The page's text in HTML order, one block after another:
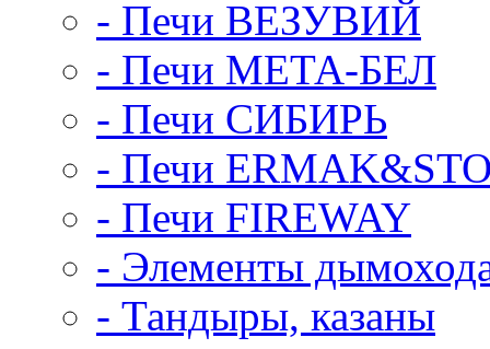
- Печи ВЕЗУВИЙ
- Печи МЕТА-БЕЛ
- Печи СИБИРЬ
- Печи
- Печи FIREWAY
- Элементы
- Тандыры, казаны